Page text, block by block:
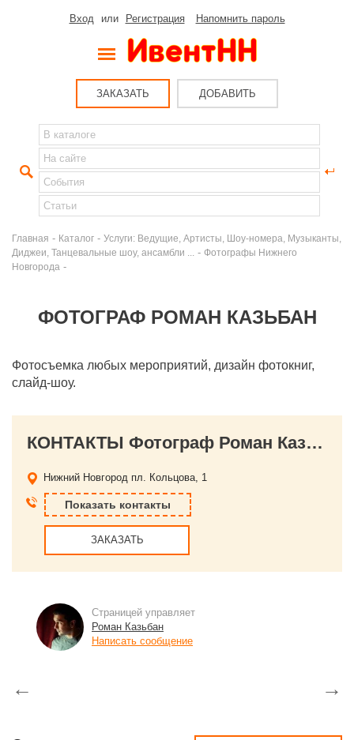
Вход или Регистрация Напомнить пароль
ЗАКАЗАТЬ ДОБАВИТЬ
Главная - Каталог - Услуги: Ведущие, Артисты, Шоу-номера, Музыканты,
Диджеи, Танцевальные шоу, ансамбли ...
- Фотографы Нижнего
Новгорода -
ФОТОГРАФ РОМАН КАЗЬБАН
Фотосъемка любых мероприятий, дизайн фотокниг,
слайд-шоу.
КОНТАКТЫ Фотограф Роман Казьбан
Нижний Новгород пл. Кольцова, 1
Показать контакты
ЗАКАЗАТЬ
Страницей управляет
Роман Казьбан
Написать сообщение
← →